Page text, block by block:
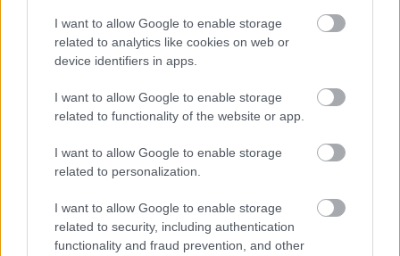
I want to allow Google to enable storage
related to analytics like cookies on web or
device identifiers in apps.
I want to allow Google to enable storage
related to functionality of the website or app.
I want to allow Google to enable storage
related to personalization.
I want to allow Google to enable storage
related to security, including authentication
functionality and fraud prevention, and other
σου πρέπει να συνδεθείς
στο my gazzetta!
Εγγραφή Σύνδεση